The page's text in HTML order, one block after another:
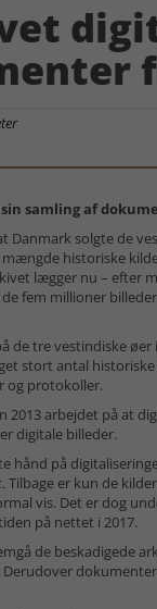
samling af
Danmark solgte de
historiske
lægger nu – efter
fem millioner
de tre vestindiske øer
stort antal
og protokoller.
2013 arbejdet på at
digitale billeder.
hånd på
Tilbage er kun de
vis. Det er dog
på nettet i 2017.
de beskadigede
Derudover